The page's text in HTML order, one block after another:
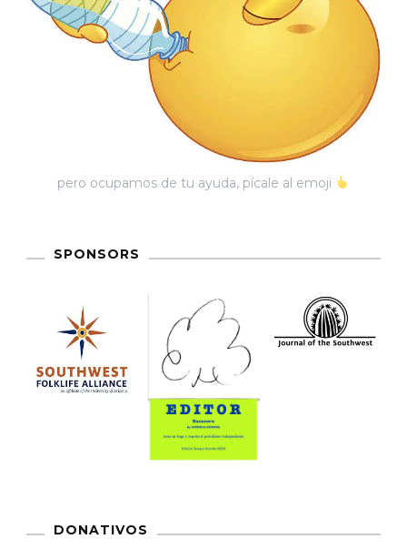
pero ocupamos de tu ayuda, pícale al emoji
SPONSORS
DONATIVOS